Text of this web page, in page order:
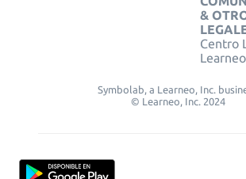
&
Centro
Learneo
Symbolab, a Learneo, Inc.
© Learneo, Inc. 2024